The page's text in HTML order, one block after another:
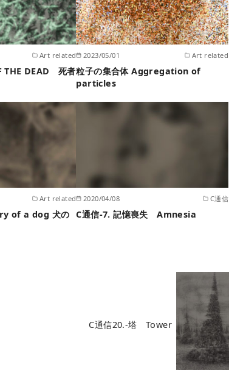
Art related
THE DEAD 死者
2023/05/01 Art related
粒子の集合体 Aggregation of
particles
Art related
of a dog 犬の
2020/04/08 C通信
C通信-7. 記憶喪失 Amnesia
C通信20.-塔 Tower